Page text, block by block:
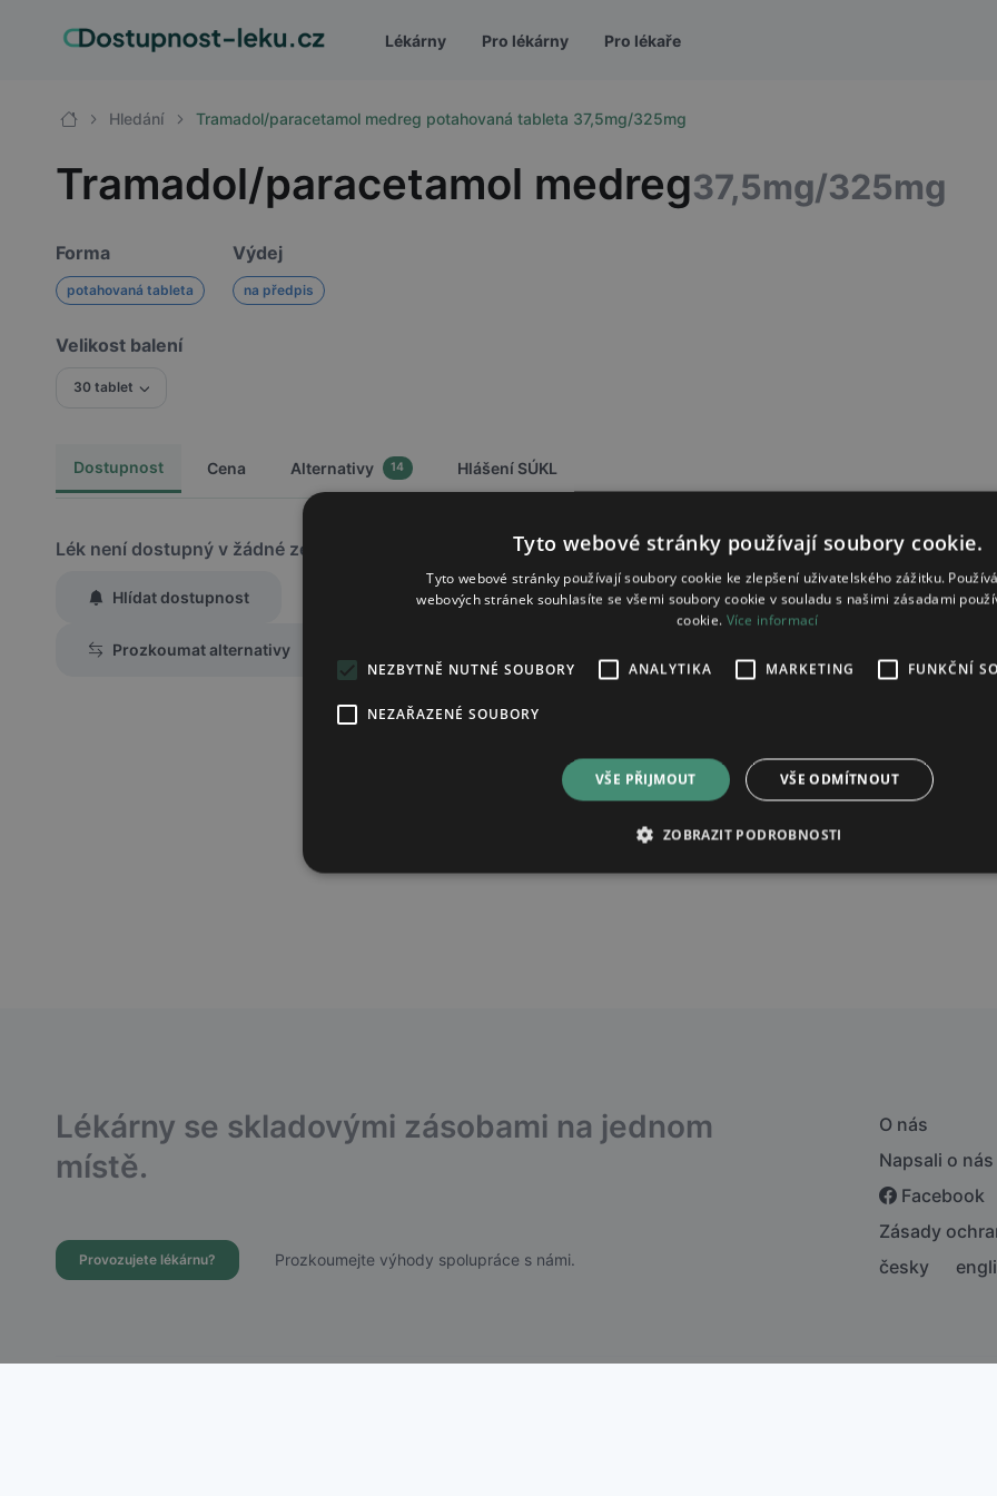
Lékárny Pro lékárny Pro lékaře
Hledání Tramadol/paracetamol medreg potahovaná tableta 37,5mg/325mg
Tramadol/paracetamol medreg37,5mg/325mg
Forma
potahovaná tableta
Výdej
na předpis
Velikost balení
30 tablet
Dostupnost Cena Alternativy 14 Hlášení SÚKL
Lék není dostupný v žádné ze sledovaných lékáren
Hlídat dostupnost
Praha
podle účelu B.4 zásad zpracování osobních údajů.
zásadami zpracování osobních údajů
Prozkoumat alternativy
Lékárny se skladovými zásobami na jednom
místě.
Provozujete lékárnu? Prozkoumejte výhody spolupráce s námi.
O nás
Napsali o nás
Facebook
Zásady
česky
Tyto webové stránky používají soubory cookie.
Tyto webové stránky používají soubory cookie ke zlepšení uživatelského zážitku.
webových stránek souhlasíte se všemi soubory cookie v souladu s našimi zásadami
cookie. Více informací
NEZBYTNĚ NUTNÉ SOUBORY ANALYTIKA MARKETING FUNKČNÍ
NEZAŘAZENÉ SOUBORY
VŠE PŘIJMOUT VŠE ODMÍTNOUT
ZOBRAZIT PODROBNOSTI